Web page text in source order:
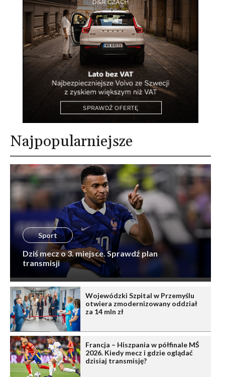
Najpopularniejsze
Sport
Dziś mecz o 3. miejsce. Sprawdź plan
transmisji
Wojewódzki Szpital w Przemyślu
otwiera zmodernizowany oddział
za 14 mln zł
Francja – Hiszpania w półfinale MŚ
2026. Kiedy mecz i gdzie oglądać
dzisiaj transmisję?